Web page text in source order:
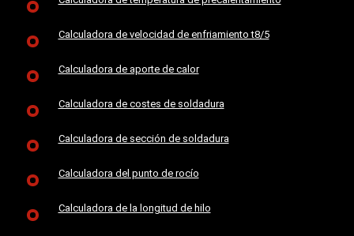
Calculadora de velocidad de enfriamiento t8/5
Calculadora de aporte de calor
Calculadora de costes de soldadura
Calculadora de sección de soldadura
Calculadora del punto de rocío
Calculadora de la longitud de hilo